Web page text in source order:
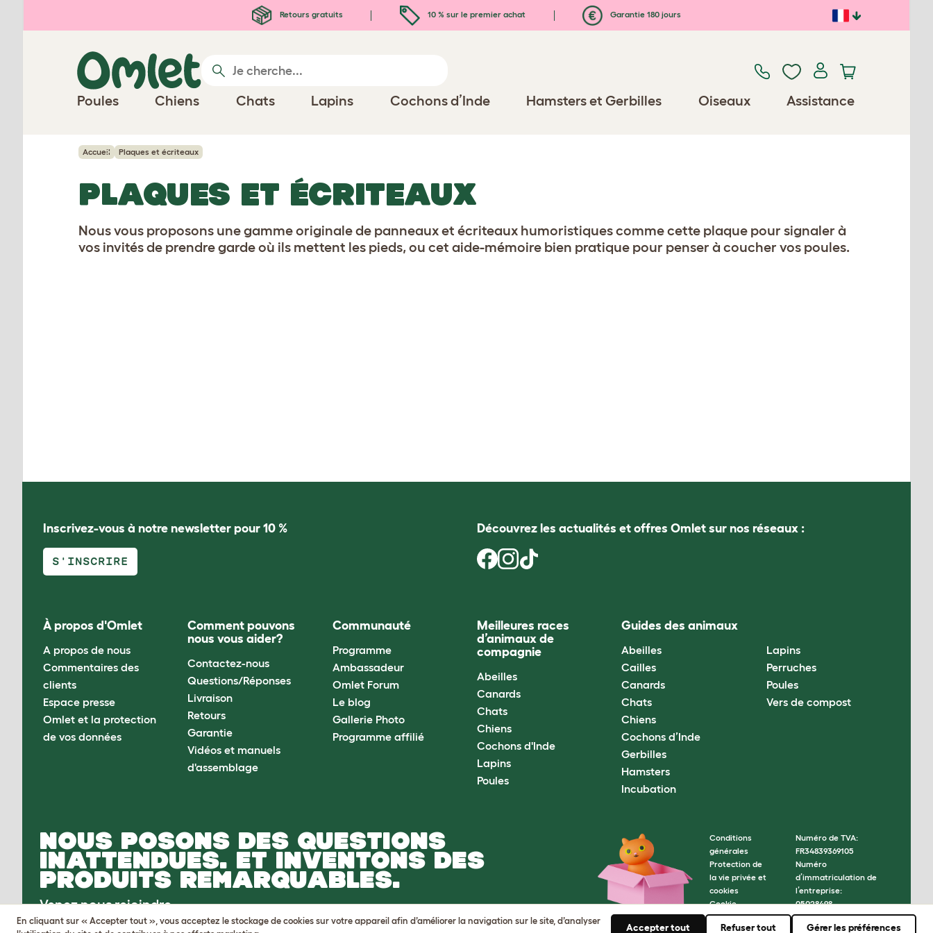
Retours gratuits 10 % sur le premier achat Garantie 180 jours
Poules Chiens Chats Lapins Cochons d’Inde Hamsters et Gerbilles Oiseaux Assistance
Accueil Plaques et écriteaux
PLAQUES ET ÉCRITEAUX
Nous vous proposons une gamme originale de panneaux et écriteaux humoristiques comme cette plaque pour signaler à
vos invités de prendre garde où ils mettent les pieds, ou cet aide-mémoire bien pratique pour penser à coucher vos poules.
Inscrivez-vous à notre newsletter pour 10 %
S'INSCRIRE
Découvrez les actualités et offres Omlet sur nos réseaux :
À propos d'Omlet
A propos de nous
Commentaires des
clients
Espace presse
Omlet et la protection
de vos données
Comment pouvons
nous vous aider?
Contactez-nous
Questions/Réponses
Livraison
Retours
Garantie
Vidéos et manuels
d'assemblage
Communauté
Programme
Ambassadeur
Omlet Forum
Le blog
Gallerie Photo
Programme affilié
Meilleures races
d’animaux de
compagnie
Abeilles
Canards
Chats
Chiens
Cochons d'Inde
Lapins
Poules
Guides des animaux
Abeilles
Cailles
Canards
Chats
Chiens
Cochons d’Inde
Gerbilles
Hamsters
Incubation
Lapins
Perruches
Poules
Vers de compost
NOUS POSONS DES QUESTIONS
INATTENDUES. ET INVENTONS DES
PRODUITS REMARQUABLES.
Venez nous rejoindre
Conditions
générales
Protection de
la vie privée et
cookies
Cookie
Settings
Plan du site
Numéro de TVA:
FR34839369105
Numéro
d’immatriculation de
l’entreprise:
05028498
© Omlet 2026
En cliquant sur « Accepter tout », vous acceptez le stockage de cookies sur votre appareil afin d’améliorer la navigation sur le site, d’analyser
Accepter tout Refuser tout Gérer les préférences